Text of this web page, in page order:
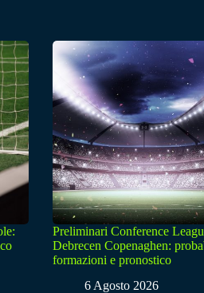
Preliminari Conference
Debrecen Copenaghen:
formazioni e pronostico
6 Agosto 2026